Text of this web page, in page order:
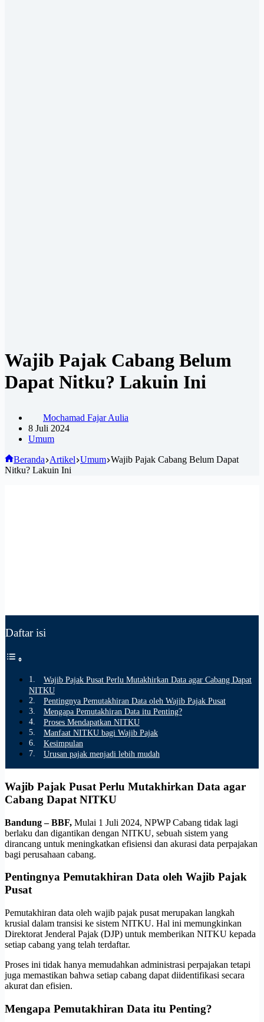
Wajib Pajak Cabang Belum
Dapat Nitku? Lakuin Ini
Mochamad Fajar Aulia
8 Juli 2024
Umum
Beranda Artikel Umum Wajib Pajak Cabang Belum Dapat
Nitku? Lakuin Ini
Daftar isi
Wajib Pajak Pusat Perlu Mutakhirkan Data agar Cabang Dapat
NITKU
Pentingnya Pemutakhiran Data oleh Wajib Pajak Pusat
Mengapa Pemutakhiran Data itu Penting?
Proses Mendapatkan NITKU
Manfaat NITKU bagi Wajib Pajak
Kesimpulan
Urusan pajak menjadi lebih mudah
Wajib Pajak Pusat Perlu Mutakhirkan Data agar
Cabang Dapat NITKU
Bandung – BBF, Mulai 1 Juli 2024, NPWP Cabang tidak lagi
berlaku dan digantikan dengan NITKU, sebuah sistem yang
dirancang untuk meningkatkan efisiensi dan akurasi data perpajakan
bagi perusahaan cabang.
Pentingnya Pemutakhiran Data oleh Wajib Pajak
Pusat
Pemutakhiran data oleh wajib pajak pusat merupakan langkah
krusial dalam transisi ke sistem NITKU. Hal ini memungkinkan
Direktorat Jenderal Pajak (DJP) untuk memberikan NITKU kepada
setiap cabang yang telah terdaftar.
Proses ini tidak hanya memudahkan administrasi perpajakan tetapi
juga memastikan bahwa setiap cabang dapat diidentifikasi secara
akurat dan efisien.
Mengapa Pemutakhiran Data itu Penting?